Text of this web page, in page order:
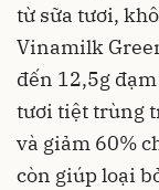
từ sữa tươi,
Vinamilk
đến 12,5g
tươi tiệt trùng
và giảm 60%
còn giúp loại